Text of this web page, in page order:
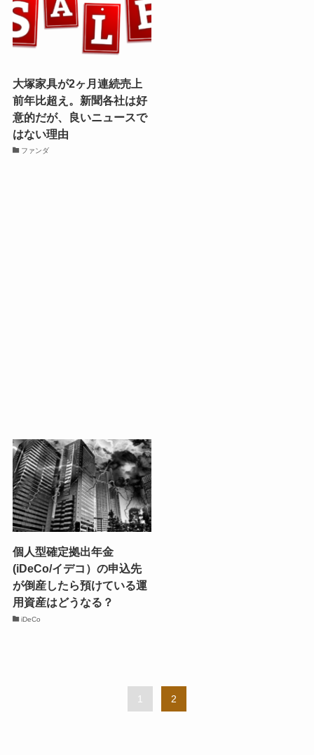
大塚家具が2ヶ月連続売上
前年比超え。新聞各社は好
意的だが、良いニュースで
はない理由
ファンダ
個人型確定拠出年金
(iDeCo/イデコ）の申込先
が倒産したら預けている運
用資産はどうなる？
iDeCo
1 2